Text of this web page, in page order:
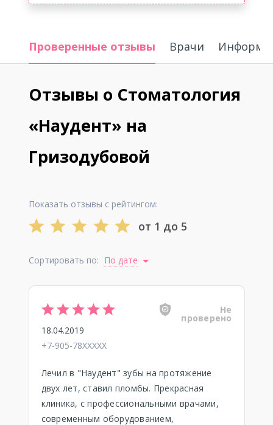
Проверенные отзывы Врачи
Отзывы о Стоматология
«Наудент» на
Гризодубовой
Показать отзывы с рейтингом:
от 1 до 5
Сортировать по: По дате
Не
проверено
18.04.2019
+7-905-78XXXXX
Лечил в "Наудент" зубы на протяжение
двух лет, ставил пломбы. Прекрасная
клиника, с профессиональными врачами,
современным оборудованием,